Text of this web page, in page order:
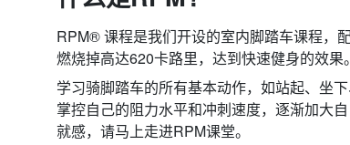
RPM® 课程是我们开设的室内脚踏车课程，
燃烧掉高达620卡路里，达到快速健身的效果。
学习骑脚踏车的所有基本动作，如站起、坐
掌控自己的阻力水平和冲刺速度，逐渐加大
就感，请马上走进RPM课堂。